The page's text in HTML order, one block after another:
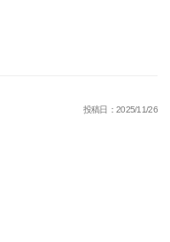
投稿日：2025/11/26